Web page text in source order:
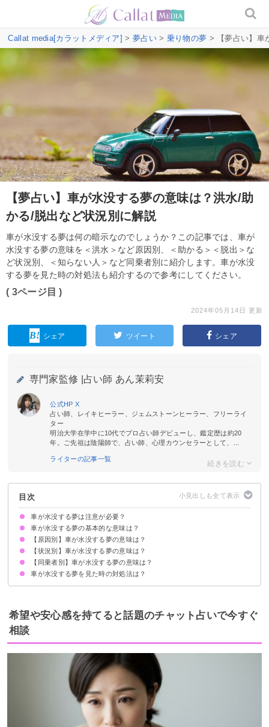
Callat media[カラットメディア] > 夢占い> 乗り物の夢 > 【夢占い】車
【夢占い】車が水没する夢の意味は？洪水/助
かる/脱出など状況別に解説
車が水没する夢は何の暗示なのでしょうか？この記事では、車が
水没する夢の意味を＜洪水＞など原因別、＜助かる＞＜脱出＞な
ど状況別、＜知らない人＞など同乗者別に紹介します。車が水没
する夢を見た時の対処法も紹介するので参考にしてください。
( 3ページ目 )
2024年05月14日 更新
シェア ツイート シェア
専門家監修 | 占い師 あん茉莉安
公式HP X
占い師、レイキヒーラー、ジェムストーンヒーラー、フリーライ
ター
明治大学在学中に10代でプロ占い師デビューし、鑑定歴は約20
年。ご先祖は陰陽師で、占い師、心理カウンセラーとして、...
ライターの記事一覧
目次
車が水没する夢は注意が必要？
車が水没する夢の基本的な意味は？
現実逃避したいという願望の表れ
原因/状況で意味が決まる
【原因別】車が水没する夢の意味は？
洪水で車が水没する夢【警告夢】
車が海に落ちて水没する夢【凶夢】
車が湖に落ちて水没する夢【凶夢】
大雨で車が水没する夢【凶夢】
台風で車が水没する夢【警告夢】
津波で車が水没する夢【警告夢】
【状況別】車が水没する夢の意味は？
車が水没して助かる夢【吉夢】
車が水没して死ぬ夢【吉夢】
車が水没して脱出する夢【吉夢】
車が水没して流される夢【警告夢】
車で水没して水の中を走る夢【吉夢】
車が水没して壊れる夢【警告夢】
車が水没して水の中を歩く夢【凶夢】
車が水没して探す夢【凶夢】
【同乗者別】車が水没する夢の意味は？
知らない人が乗った車が水没する夢【警告夢】
恋人が乗った車が水没する夢【吉夢】
友達が乗った車が水没する夢【凶夢】
家族が乗った車が水没する夢【警告夢】
車が水没する夢を見た時の対処法は？
現実にしっかり向き合い今後に活かす
警告夢や凶夢の内容を人に話す
希望や安心感を持てると話題のチャット占いで今すぐ
相談